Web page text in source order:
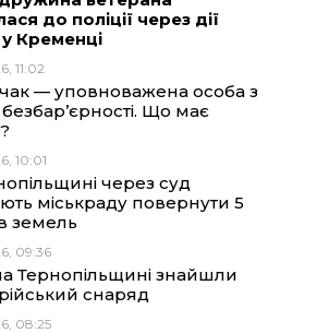
g
r
m
A
p
до поліції через дії
у Кременці
11:02
— уповноважена особа з
Що має
10:01
через суд
міськраду повернути 5
земель
09:36
Тернопільщині знайшли
снаряд
08:25